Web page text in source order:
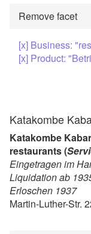
Remove facet
[x] Business:
[x] Product:
Katakombe
Katakombe
restaurants (
Eingetragen im
Liquidation ab
Erloschen 1937
Martin-Luther-Str.